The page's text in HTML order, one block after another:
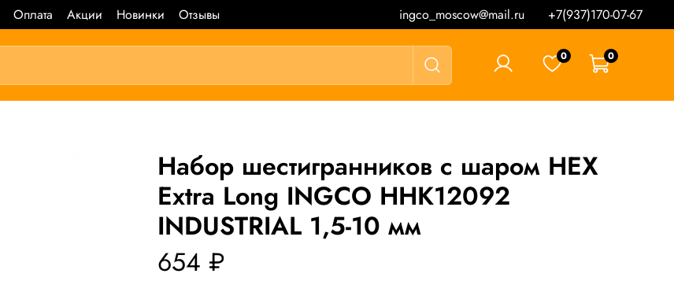
Оплата Акции Новинки Отзывы ingco_moscow@mail.ru +7(937)170-07-67
0 0
Набор шестигранников с шаром HEX
Extra Long INGCO HHK12092
INDUSTRIAL 1,5-10 мм
654 ₽